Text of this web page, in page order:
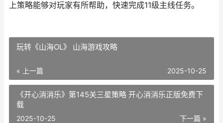
上策略能够对玩家有所帮助，快速完成11级主线任务。
玩转《山海OL》 山海游戏攻略
« 上一篇 2025-10-25
《开心消消乐》第145关三星策略 开心消消乐正版免费下
载
下一篇 »
2025-10-25